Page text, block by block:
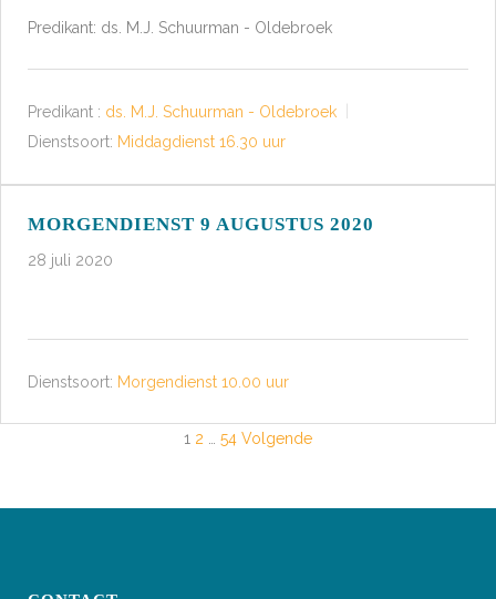
Predikant: ds. M.J. Schuurman - Oldebroek
Predikant : ds. M.J. Schuurman - Oldebroek
Dienstsoort: Middagdienst 16.30 uur
MORGENDIENST 9 AUGUSTUS 2020
28 juli 2020
Dienstsoort: Morgendienst 10.00 uur
1 2 54 Volgende